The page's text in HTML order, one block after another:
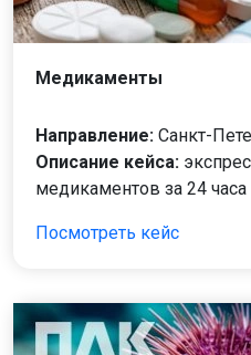
Медикаменты
Направление: Санкт-
Описание кейса:
медикаментов за 24 часа
Посмотреть кейс